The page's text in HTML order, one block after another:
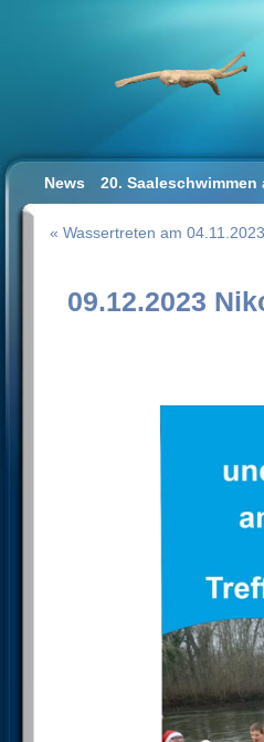
News 20. Saaleschwimmen
« Wassertreten am 04.11.2023
09.12.2023